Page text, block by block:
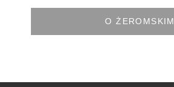
O ŻEROMSKIM